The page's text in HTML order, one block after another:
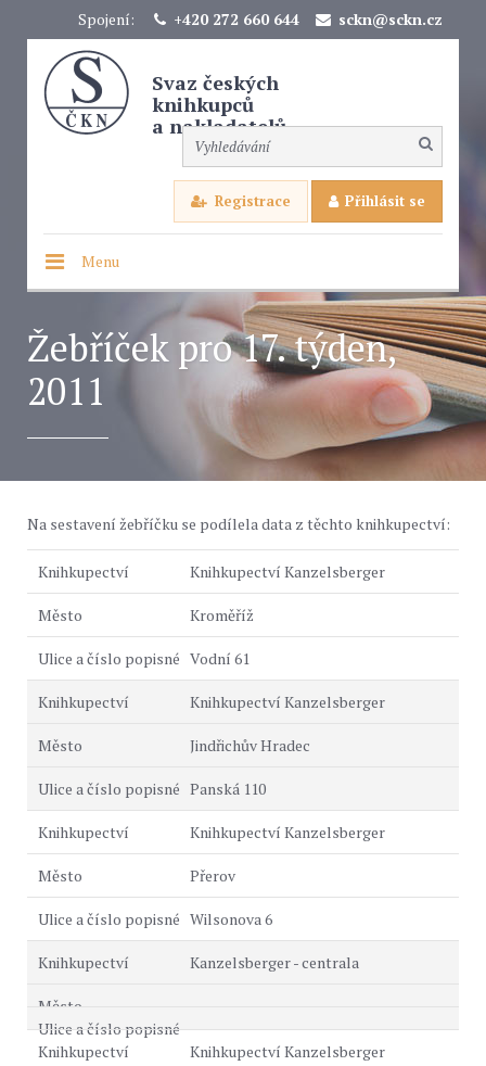
Spojení: +420 272 660 644 sckn@sckn.cz
Svaz českých
knihkupců
a nakladatelů
Registrace Přihlásit se
Menu
Žebříček pro 17. týden,
2011
Na sestavení žebříčku se podílela data z těchto knihkupectví:
Knihkupectví Kanzelsberger
Kroměříž
Vodní 61
Knihkupectví Kanzelsberger
Jindřichův Hradec
Panská 110
Knihkupectví Kanzelsberger
Přerov
Wilsonova 6
Kanzelsberger - centrala
Knihkupectví Kanzelsberger